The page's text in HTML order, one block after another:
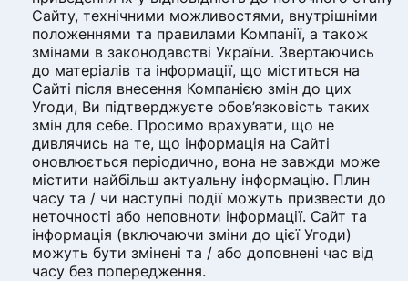
Сайту, технічними можливостями, внутрішніми
положеннями та правилами Компанії, а також
змінами в законодавстві України. Звертаючись
до матеріалів та інформації, що міститься на
Сайті після внесення Компанією змін до цих
Угоди, Ви підтверджуєте обов’язковість таких
змін для себе. Просимо врахувати, що не
дивлячись на те, що інформація на Сайті
оновлюється періодично, вона не завжди може
містити найбільш актуальну інформацію. Плин
часу та / чи наступні події можуть призвести до
неточності або неповноти інформації. Сайт та
інформація (включаючи зміни до цієї Угоди)
можуть бути змінені та / або доповнені час від
часу без попередження.